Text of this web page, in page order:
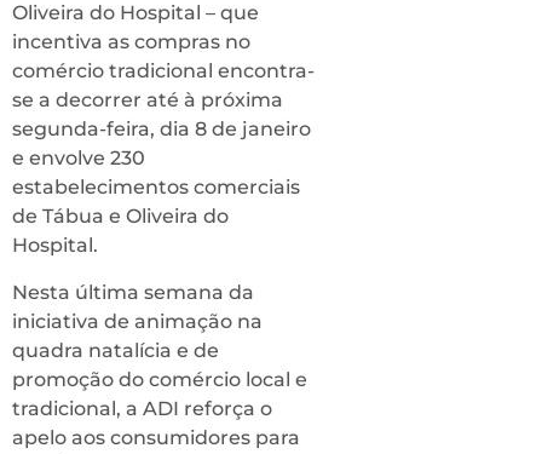
Oliveira do Hospital – que
incentiva as compras no
comércio tradicional encontra-
se a decorrer até à próxima
segunda-feira, dia 8 de janeiro
e envolve 230
estabelecimentos comerciais
de Tábua e Oliveira do
Hospital.
Nesta última semana da
iniciativa de animação na
quadra natalícia e de
promoção do comércio local e
tradicional, a ADI reforça o
apelo aos consumidores para